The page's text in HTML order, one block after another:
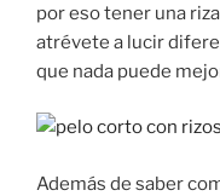
por eso tener una
atrévete a lucir
que nada puede
Además de saber